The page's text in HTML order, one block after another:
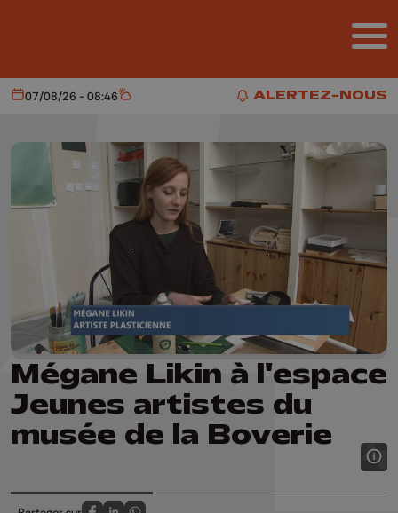
ALERTEZ-NOUS
ALERTEZ-NOUS
Aujourd'hui
07/08/26 - 08:46 Météo
Mégane Likin à l'espace
Jeunes artistes du
musée de la Boverie